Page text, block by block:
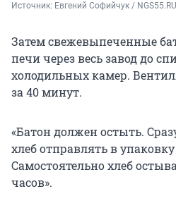
Источник: Евгений Софийчук / NGS55.RU
Затем свежевыпеченные
печи через весь завод до
холодильных камер.
за 40 минут.
«Батон должен остыть.
хлеб отправлять в
Самостоятельно хлеб
часов».